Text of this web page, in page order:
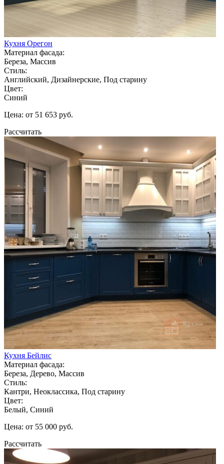
Кухня Орегон
Материал фасада:
Береза, Массив
Стиль:
Английский, Дизайнерские, Под старину
Цвет:
Синий
Цена: от 51 653 руб.
Рассчитать
Кухня Бейлис
Материал фасада:
Береза, Дерево, Массив
Стиль:
Кантри, Неоклассика, Под старину
Цвет:
Белый, Синий
Цена: от 55 000 руб.
Рассчитать